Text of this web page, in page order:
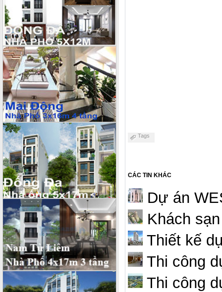
Tags
CÁC TIN KHÁC
Dự án
Khách
Thiết kế
Thi công
Thi công